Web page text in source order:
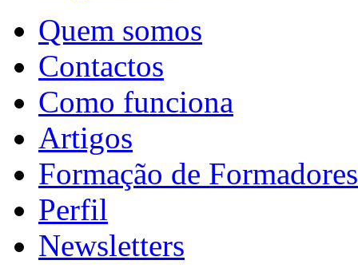
Quem somos
Contactos
Como funciona
Artigos
Formação de Formadores
Perfil
Newsletters